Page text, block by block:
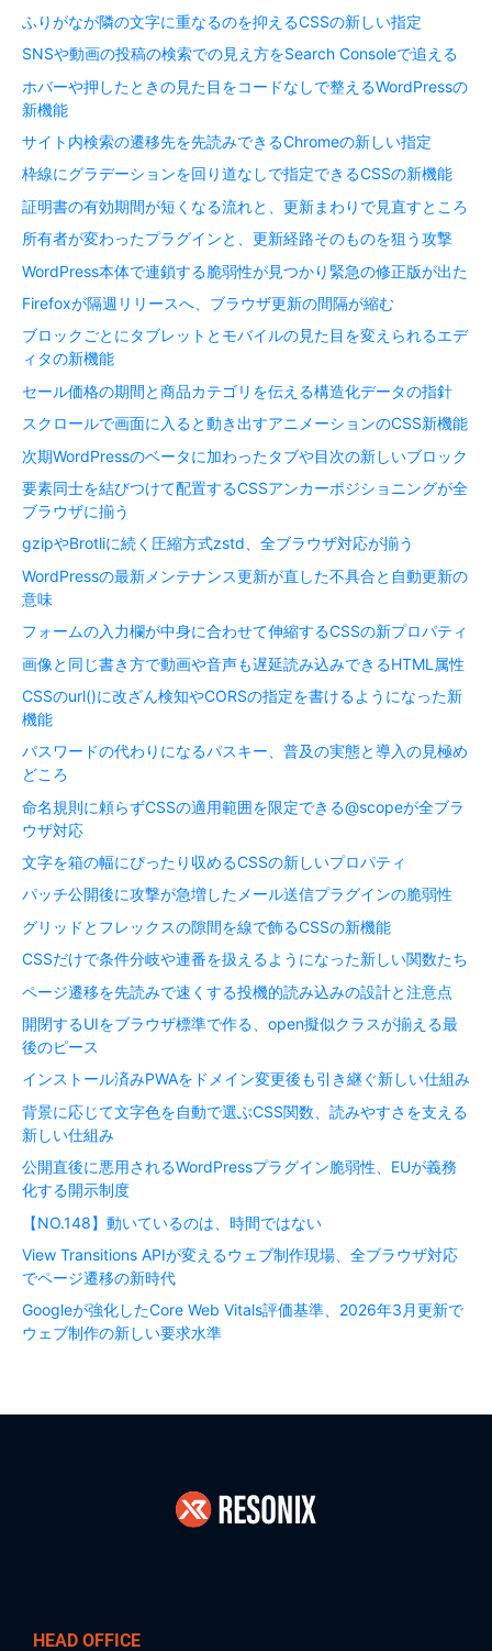
ふりがなが隣の文字に重なるのを抑えるCSSの新しい指定
SNSや動画の投稿の検索での見え方をSearch Consoleで追える
ホバーや押したときの見た目をコードなしで整えるWordPressの
新機能
サイト内検索の遷移先を先読みできるChromeの新しい指定
枠線にグラデーションを回り道なしで指定できるCSSの新機能
証明書の有効期間が短くなる流れと、更新まわりで見直すところ
所有者が変わったプラグインと、更新経路そのものを狙う攻撃
WordPress本体で連鎖する脆弱性が見つかり緊急の修正版が出た
Firefoxが隔週リリースへ、ブラウザ更新の間隔が縮む
ブロックごとにタブレットとモバイルの見た目を変えられるエデ
ィタの新機能
セール価格の期間と商品カテゴリを伝える構造化データの指針
スクロールで画面に入ると動き出すアニメーションのCSS新機能
次期WordPressのベータに加わったタブや目次の新しいブロック
要素同士を結びつけて配置するCSSアンカーポジショニングが全
ブラウザに揃う
gzipやBrotliに続く圧縮方式zstd、全ブラウザ対応が揃う
WordPressの最新メンテナンス更新が直した不具合と自動更新の
意味
フォームの入力欄が中身に合わせて伸縮するCSSの新プロパティ
画像と同じ書き方で動画や音声も遅延読み込みできるHTML属性
CSSのurl()に改ざん検知やCORSの指定を書けるようになった新
機能
パスワードの代わりになるパスキー、普及の実態と導入の見極め
どころ
命名規則に頼らずCSSの適用範囲を限定できる@scopeが全ブラ
ウザ対応
文字を箱の幅にぴったり収めるCSSの新しいプロパティ
パッチ公開後に攻撃が急増したメール送信プラグインの脆弱性
グリッドとフレックスの隙間を線で飾るCSSの新機能
CSSだけで条件分岐や連番を扱えるようになった新しい関数たち
ページ遷移を先読みで速くする投機的読み込みの設計と注意点
開閉するUIをブラウザ標準で作る、open擬似クラスが揃える最
後のピース
インストール済みPWAをドメイン変更後も引き継ぐ新しい仕組み
背景に応じて文字色を自動で選ぶCSS関数、読みやすさを支える
新しい仕組み
公開直後に悪用されるWordPressプラグイン脆弱性、EUが義務
化する開示制度
【NO.148】動いているのは、時間ではない
View Transitions APIが変えるウェブ制作現場、全ブラウザ対応
でページ遷移の新時代
Googleが強化したCore Web Vitals評価基準、2026年3月更新で
ウェブ制作の新しい要求水準
HEAD OFFICE